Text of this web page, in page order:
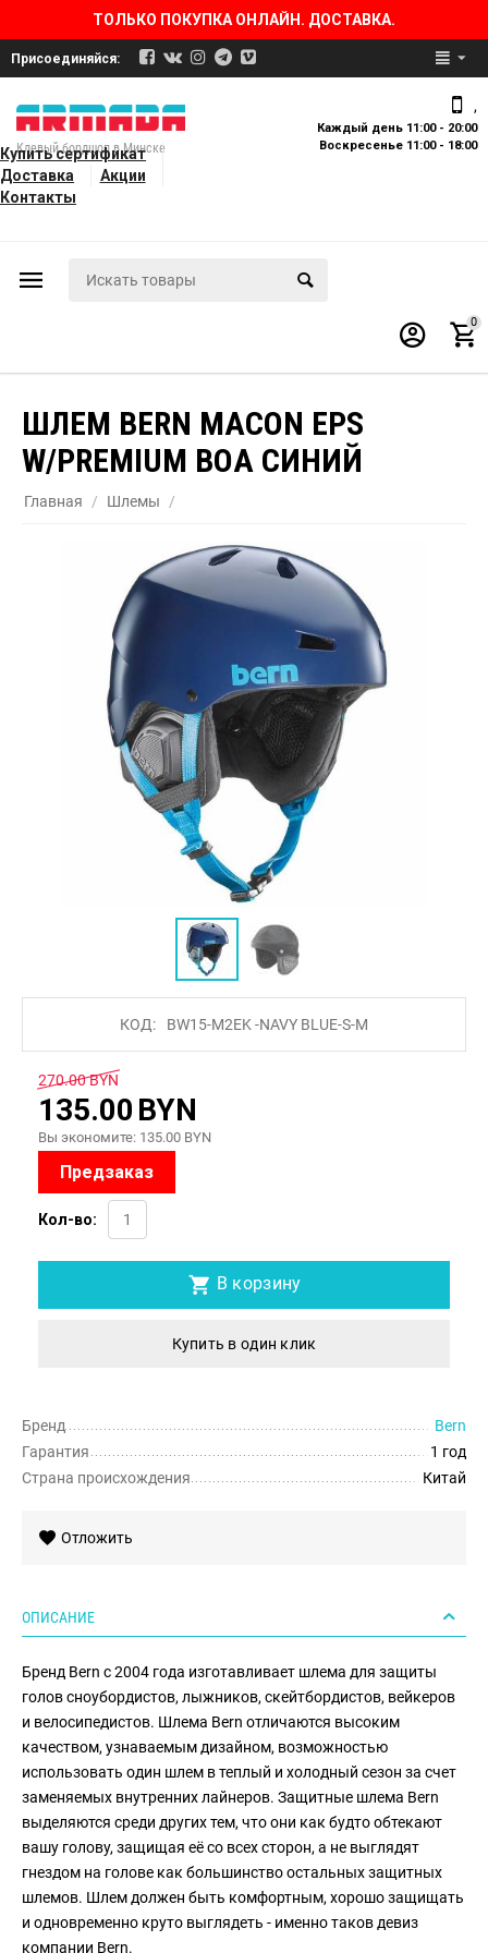
ТОЛЬКО ПОКУПКА ОНЛАЙН. ДОСТАВКА.
Присоединяйся:
Клевый бордшоп в Минске
Купить сертификат
Доставка
Акции
Контакты
,
Каждый день 11:00 - 20:00
Воскресенье 11:00 - 18:00
0
ШЛЕМ BERN MACON EPS
W/PREMIUM BOA СИНИЙ
Главная / Шлемы /
КОД: BW15-M2EK -NAVY BLUE-S-M
270.00BYN
135.00 BYN
Вы экономите: 135.00 BYN
Предзаказ
Кол-во:
В корзину
Купить в один клик
Бренд
Bern
Гарантия
1 год
Страна происхождения
Китай
Отложить
ОПИСАНИЕ
Бренд Bern с 2004 года изготавливает шлема для защиты
голов сноубордистов, лыжников, скейтбордистов, вейкеров
и велосипедистов. Шлема Bern отличаются высоким
качеством, узнаваемым дизайном, возможностью
использовать один шлем в теплый и холодный сезон за счет
заменяемых внутренних лайнеров. Защитные шлема Bern
выделяются среди других тем, что они как будто обтекают
вашу голову, защищая её со всех сторон, а не выглядят
гнездом на голове как большинство остальных защитных
шлемов. Шлем должен быть комфортным, хорошо защищать
и одновременно круто выглядеть - именно таков девиз
компании Bern.